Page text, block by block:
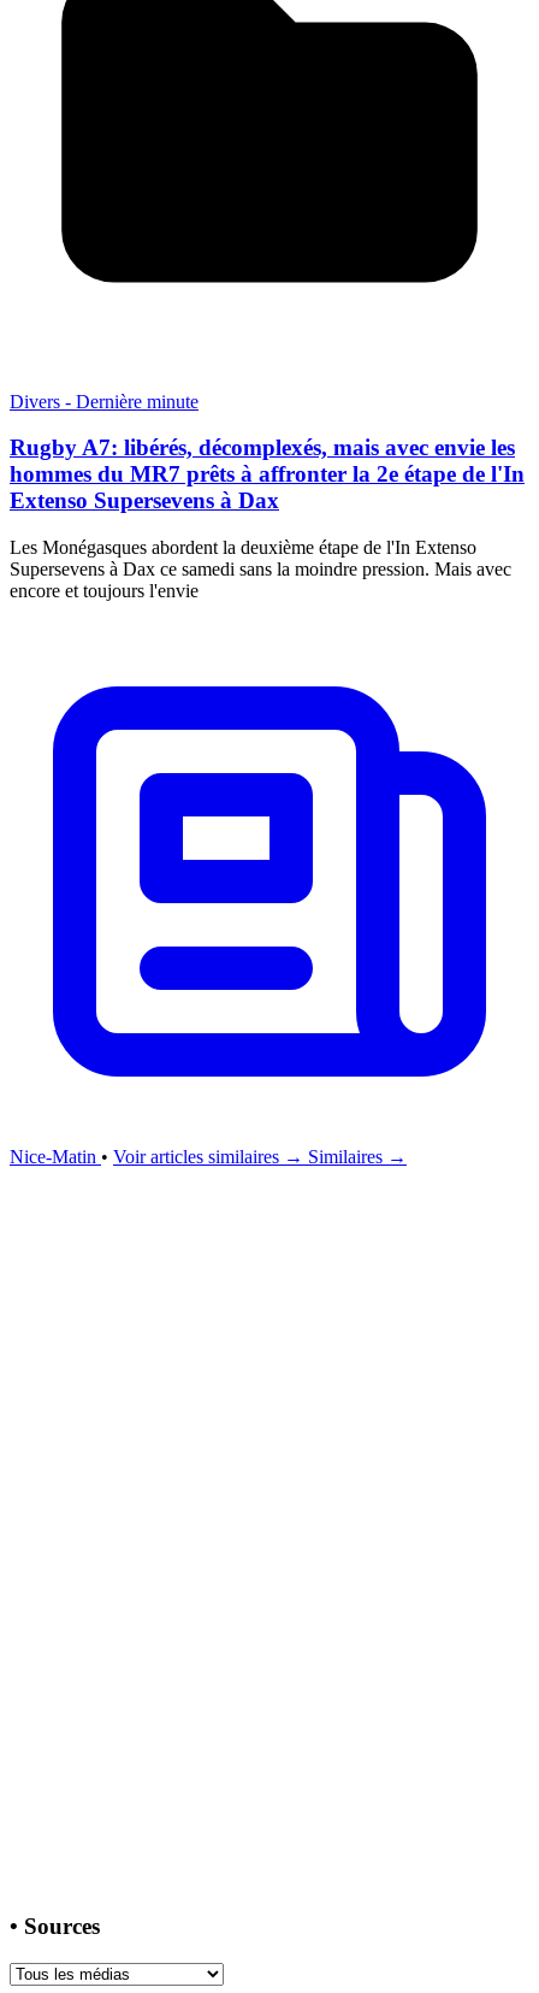
Divers - Dernière minute
Rugby A7: libérés, décomplexés, mais avec envie les
hommes du MR7 prêts à affronter la 2e étape de l'In
Extenso Supersevens à Dax
Les Monégasques abordent la deuxième étape de l'In Extenso
Supersevens à Dax ce samedi sans la moindre pression. Mais avec
encore et toujours l'envie
Nice-Matin • Voir articles similaires → Similaires →
• Sources